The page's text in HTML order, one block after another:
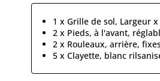
1 x Grille de sol, Largeur
2 x Pieds, à l'avant,
2 x Rouleaux, arrière,
5 x Clayette, blanc